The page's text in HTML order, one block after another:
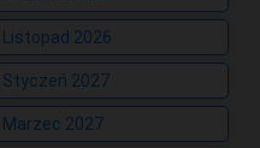
Listopad 2026
Styczeń 2027
Marzec 2027